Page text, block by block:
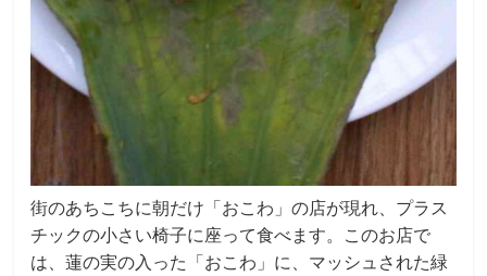
街のあちこちに朝だけ「おこわ」の店が現れ、プラス
チックの小さい椅子に座って食べます。このお店で
は、蓮の実の入った「おこわ」に、マッシュされた緑